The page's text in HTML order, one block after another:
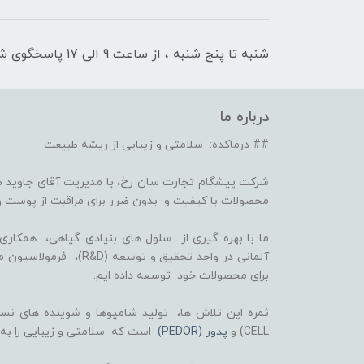
شنبه تا پنج شنبه ، از ساعت 9 الی 17 پاسخگوی شما هستیم
درباره ما
## درماکده: سلامتی و زیبایی از ریشه طبیعت
شرکت پیشگام تجارت سان رخ، با مدیریت آقای
محصولات با کیفیت و بدون ضرر برای مراقبت از پوست
برای محصولات خود توسعه داده ایم.
CELL) و
پدور (PEDOR) است که سلامتی و زیبایی را